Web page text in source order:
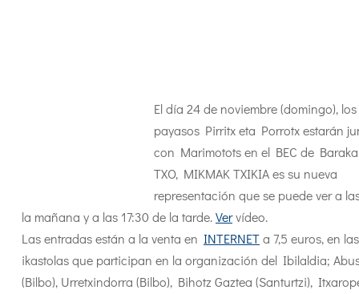
El día 24 de noviembre (domingo), los
payasos Pirritx eta Porrotx estarán
con Marimotots en el BEC de
TXO, MIKMAK TXIKIA es su nueva
representación que se puede ver a
la mañana y a las 17:30 de la tarde.Vervídeo.
Las entradas están a la venta en INTERNETa 7,5 euros, en las
ikastolas que participan en la organización del Ibilaldia;
(Bilbo), Urretxindorra (Bilbo), Bihotz Gaztea (Santurtzi),